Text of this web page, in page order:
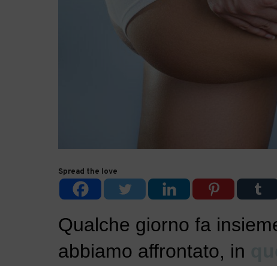
Spread the love
Qualche giorno fa
abbiamo affrontato, in